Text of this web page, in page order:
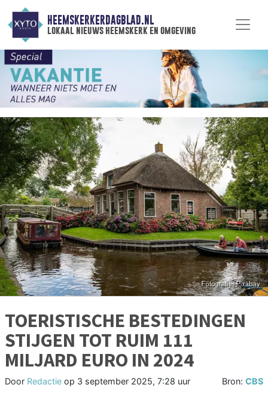
HEEMSKERKERDAGBLAD.NL
lokaal nieuws heemskerk en omgeving
TOERISTISCHE BESTEDINGEN
STIJGEN TOT RUIM 111
MILJARD EURO IN 2024
Door Redactie op 3 september 2025, 7:28 uur Bron: CBS